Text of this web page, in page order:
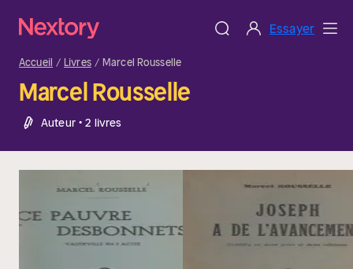
Essayer
Accueil Livres Marcel Rousselle
Marcel Rousselle
Auteur • 2 livres